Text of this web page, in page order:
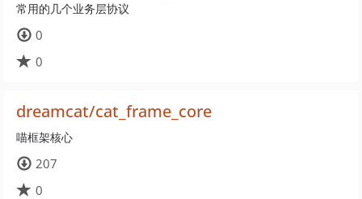
常用的几个业务层协议
0
0
dreamcat/cat_frame_core
喵框架核心
207
0